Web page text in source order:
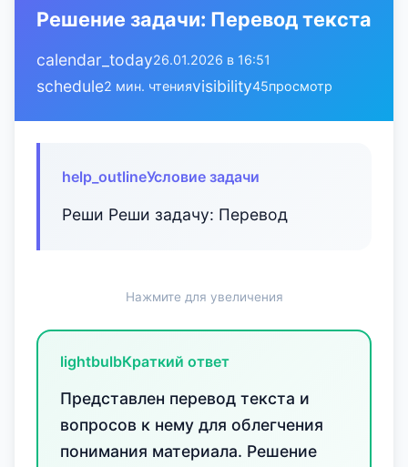
Решение задачи: Перевод текста
calendar_today26.01.2026 в 16:51
schedule2 мин. чтенияvisibility45просмотр
help_outlineУсловие задачи
Реши Реши задачу: Перевод
Нажмите для увеличения
lightbulbКраткий ответ
Представлен перевод текста и
вопросов к нему для облегчения
понимания материала. Решение